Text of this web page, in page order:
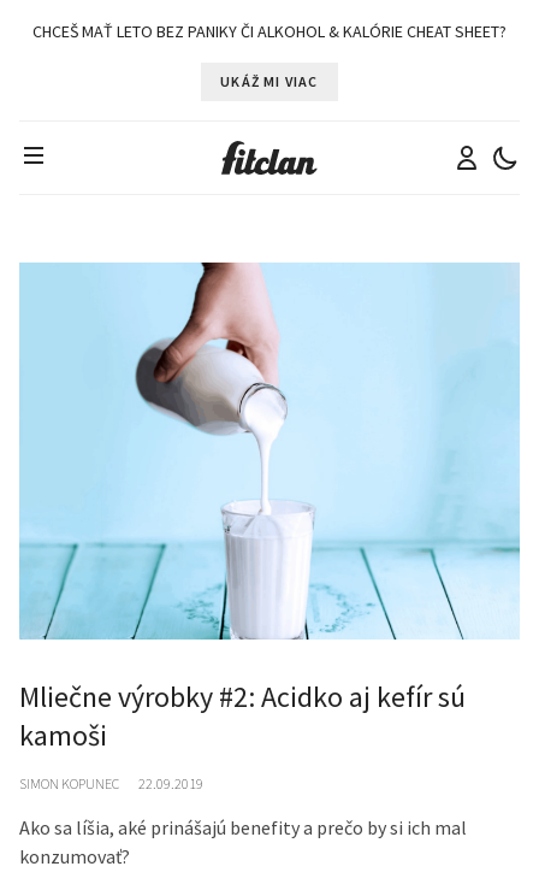
CHCEŠ MAŤ LETO BEZ PANIKY ČI ALKOHOL & KALÓRIE CHEAT SHEET?
UKÁŽ MI VIAC
Mliečne výrobky #2: Acidko aj kefír sú
kamoši
SIMON KOPUNEC 22.09.2019
Ako sa líšia, aké prinášajú benefity a prečo by si ich mal
konzumovať?